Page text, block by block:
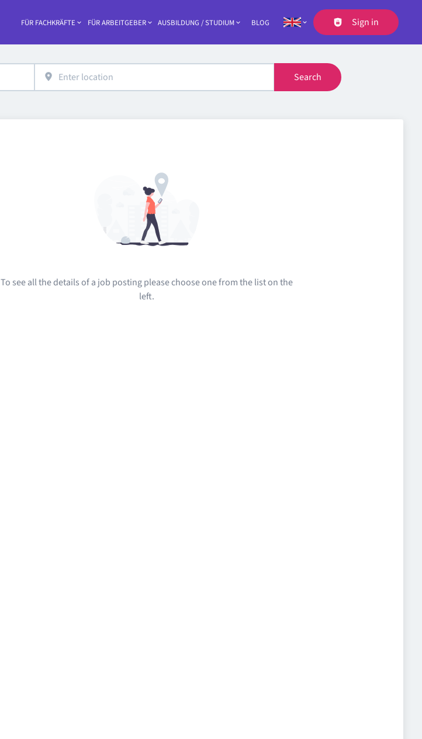
Header navigation
FÜR FACHKRÄFTE FÜR ARBEITGEBER AUSBILDUNG / STUDIUM BLOG Sign in
Search
To see all the details of a job posting please choose one from the list on the
left.